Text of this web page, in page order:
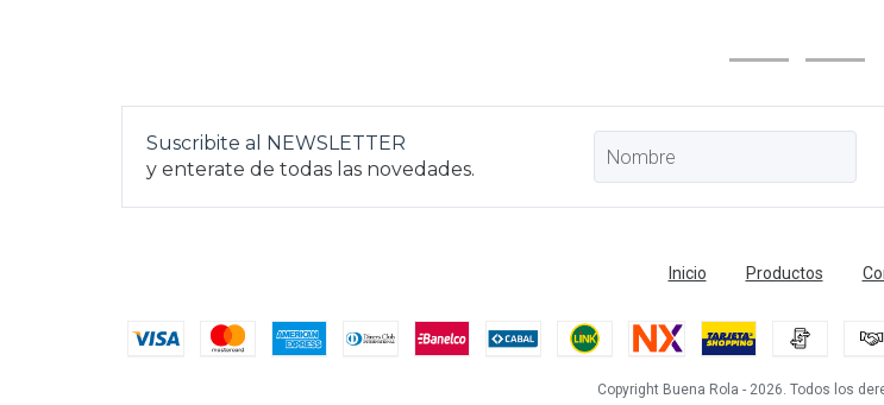
Suscribite al NEWSLETTER
y enterate de todas las novedades.
Inicio Productos
Copyright Buena Rola - 2026. Todos los